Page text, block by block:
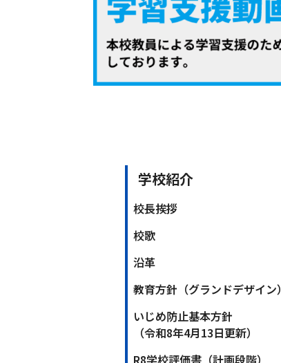
学校紹介
校長挨拶
校歌
沿革
教育方針（グランドデザイン）
いじめ防止基本方針
（令和8年4月13日更新）